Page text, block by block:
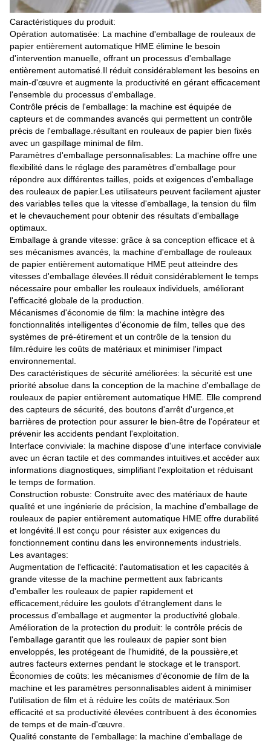
Caractéristiques du produit:
Opération automatisée: La machine d'emballage de rouleaux de
papier entièrement automatique HME élimine le besoin
d'intervention manuelle, offrant un processus d'emballage
entièrement automatisé.Il réduit considérablement les besoins en
main-d'œuvre et augmente la productivité en gérant efficacement
l'ensemble du processus d'emballage.
Contrôle précis de l'emballage: la machine est équipée de
capteurs et de commandes avancés qui permettent un contrôle
précis de l'emballage.résultant en rouleaux de papier bien fixés
avec un gaspillage minimal de film.
Paramètres d'emballage personnalisables: La machine offre une
flexibilité dans le réglage des paramètres d'emballage pour
répondre aux différentes tailles, poids et exigences d'emballage
des rouleaux de papier.Les utilisateurs peuvent facilement ajuster
des variables telles que la vitesse d'emballage, la tension du film
et le chevauchement pour obtenir des résultats d'emballage
optimaux.
Emballage à grande vitesse: grâce à sa conception efficace et à
ses mécanismes avancés, la machine d'emballage de rouleaux
de papier entièrement automatique HME peut atteindre des
vitesses d'emballage élevées.Il réduit considérablement le temps
nécessaire pour emballer les rouleaux individuels, améliorant
l'efficacité globale de la production.
Mécanismes d'économie de film: la machine intègre des
fonctionnalités intelligentes d'économie de film, telles que des
systèmes de pré-étirement et un contrôle de la tension du
film.réduire les coûts de matériaux et minimiser l'impact
environnemental.
Des caractéristiques de sécurité améliorées: la sécurité est une
priorité absolue dans la conception de la machine d'emballage de
rouleaux de papier entièrement automatique HME. Elle comprend
des capteurs de sécurité, des boutons d'arrêt d'urgence,et
barrières de protection pour assurer le bien-être de l'opérateur et
prévenir les accidents pendant l'exploitation.
Interface conviviale: la machine dispose d'une interface conviviale
avec un écran tactile et des commandes intuitives.et accéder aux
informations diagnostiques, simplifiant l'exploitation et réduisant
le temps de formation.
Construction robuste: Construite avec des matériaux de haute
qualité et une ingénierie de précision, la machine d'emballage de
rouleaux de papier entièrement automatique HME offre durabilité
et longévité.Il est conçu pour résister aux exigences du
fonctionnement continu dans les environnements industriels.
Les avantages:
Augmentation de l'efficacité: l'automatisation et les capacités à
grande vitesse de la machine permettent aux fabricants
d'emballer les rouleaux de papier rapidement et
efficacement,réduire les goulots d'étranglement dans le
processus d'emballage et augmenter la productivité globale.
Amélioration de la protection du produit: le contrôle précis de
l'emballage garantit que les rouleaux de papier sont bien
enveloppés, les protégeant de l'humidité, de la poussière,et
autres facteurs externes pendant le stockage et le transport.
Économies de coûts: les mécanismes d'économie de film de la
machine et les paramètres personnalisables aident à minimiser
l'utilisation de film et à réduire les coûts de matériaux.Son
efficacité et sa productivité élevées contribuent à des économies
de temps et de main-d'œuvre.
Qualité constante de l'emballage: la machine d'emballage de